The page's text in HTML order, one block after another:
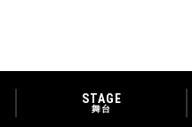
STAGE
舞台